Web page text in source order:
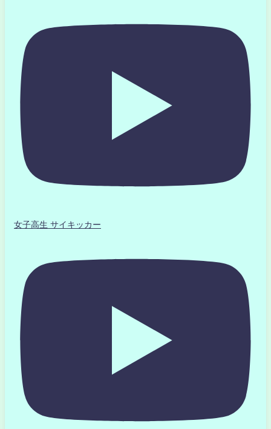
女子高生 サイキッカー